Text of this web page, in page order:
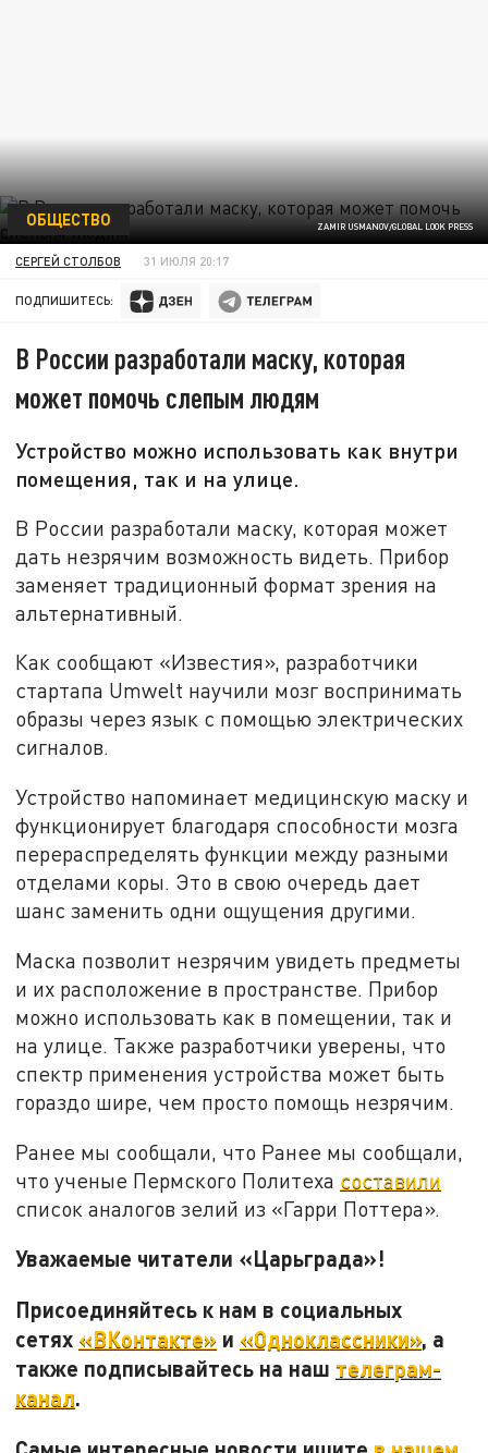
ZAMIR USMANOV/GLOBAL LOOK PRESS
ОБЩЕСТВО
СЕРГЕЙ СТОЛБОВ 31 ИЮЛЯ 20:17
ПОДПИШИТЕСЬ:
В России разработали маску, которая
может помочь слепым людям
Устройство можно использовать как внутри
помещения, так и на улице.
В России разработали маску, которая может
дать незрячим возможность видеть. Прибор
заменяет традиционный формат зрения на
альтернативный.
Как сообщают «Известия», разработчики
стартапа Umwelt научили мозг воспринимать
образы через язык с помощью электрических
сигналов.
Устройство напоминает медицинскую маску и
функционирует благодаря способности мозга
перераспределять функции между разными
отделами коры. Это в свою очередь дает
шанс заменить одни ощущения другими.
Маска позволит незрячим увидеть предметы
и их расположение в пространстве. Прибор
можно использовать как в помещении, так и
на улице. Также разработчики уверены, что
спектр применения устройства может быть
гораздо шире, чем просто помощь незрячим.
Ранее мы сообщали, что Ранее мы сообщали,
что ученые Пермского Политеха составили
список аналогов зелий из «Гарри Поттера».
Уважаемые читатели «Царьграда»!
Присоединяйтесь к нам в социальных
сетях «ВКонтакте» и «Одноклассники», а
также подписывайтесь на наш телеграм-
канал.